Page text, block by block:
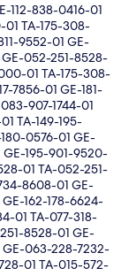
112-838-0416-01
TA-175-308-
9552-01 GE-
052-251-8528-
01 TA-175-308-
7856-01 GE-181-
907-1744-01
TA-149-195-
0576-01 GE-
195-901-9520-
01 TA-052-251-
8608-01 GE-
162-178-6624-
01 TA-077-318-
8528-01 GE-
063-228-7232-
01 TA-015-572-